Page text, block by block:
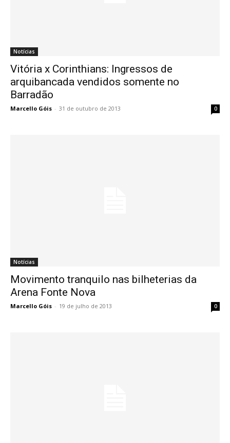
Notícias
Vitória x Corinthians: Ingressos de
arquibancada vendidos somente no
Barradão
Marcello Góis - 31 de outubro de 2013 0
Notícias
Movimento tranquilo nas bilheterias da
Arena Fonte Nova
Marcello Góis - 19 de julho de 2013 0